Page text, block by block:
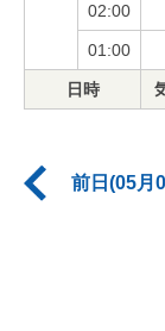
02:00
01:00
日時
前日(05月